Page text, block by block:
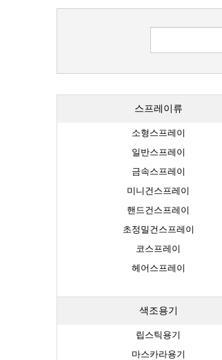
스프레이류
소형스프레이
일반스프레이
금속스프레이
미니건스프레이
핸드건스프레이
초정밀건스프레이
코스프레이
헤어스프레이
색조용기
립스틱용기
마스카라용기